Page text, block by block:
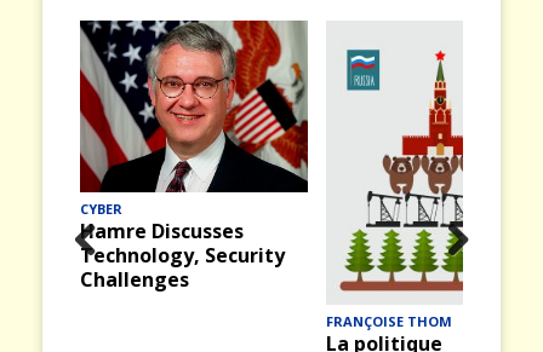
Midway (12) : La
bataille du 4 juin 1942
Prev
Nex